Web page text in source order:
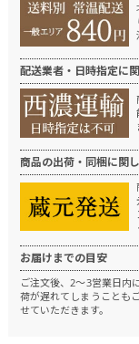
配送業者・日時指定に
商品の出荷・同梱に関
お届けまでの目安
ご注文後、2～3営業日内
荷が遅れてしまうことも
せていただきます。